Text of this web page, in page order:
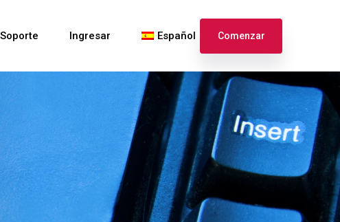
Soporte Ingresar Español
English
Français
Comenzar